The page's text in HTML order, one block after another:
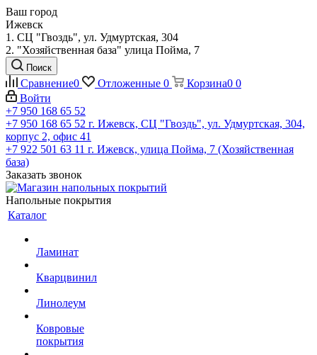
Ваш город
Ижевск
1. СЦ "Гвоздь", ул. Удмуртская, 304
2. "Хозяйственная база" улица Пойма, 7
Поиск
Сравнение0 Отложенные 0 Корзина0 0
Войти
+7 950 168 65 52
+7 950 168 65 52 г. Ижевск, СЦ "Гвоздь", ул. Удмуртская, 304,
корпус 2, офис 41
+7 922 501 63 11 г. Ижевск, улица Пойма, 7 (Хозяйственная
база)
Заказать звонок
Напольные покрытия
Каталог
Ламинат
Кварцвинил
Линолеум
Ковровые
покрытия